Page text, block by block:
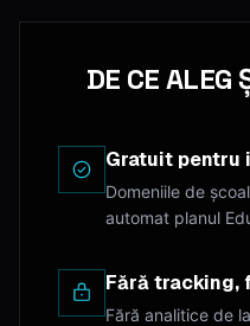
DE CE ALEG
Gratuit
Domeniile de
automat planul
Fără tracking,
Fără analitice de